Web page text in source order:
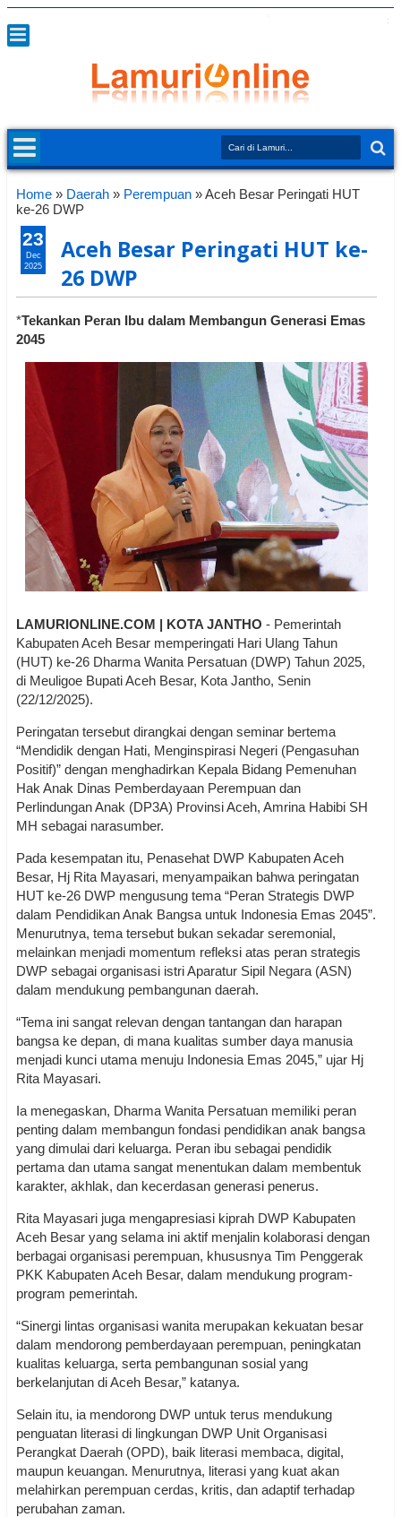
Home » Daerah » Perempuan »Aceh Besar Peringati HUT
ke-26 DWP
Aceh Besar Peringati HUT ke-
26 DWP
*Tekankan Peran Ibu dalam Membangun Generasi Emas
2045
LAMURIONLINE.COM | KOTA JANTHO - Pemerintah
Kabupaten Aceh Besar memperingati Hari Ulang Tahun
(HUT) ke-26 Dharma Wanita Persatuan (DWP) Tahun 2025,
di Meuligoe Bupati Aceh Besar, Kota Jantho, Senin
(22/12/2025).
Peringatan tersebut dirangkai dengan seminar bertema
“Mendidik dengan Hati, Menginspirasi Negeri (Pengasuhan
Positif)” dengan menghadirkan Kepala Bidang Pemenuhan
Hak Anak Dinas Pemberdayaan Perempuan dan
Perlindungan Anak (DP3A) Provinsi Aceh, Amrina Habibi SH
MH sebagai narasumber.
Pada kesempatan itu, Penasehat DWP Kabupaten Aceh
Besar, Hj Rita Mayasari, menyampaikan bahwa peringatan
HUT ke-26 DWP mengusung tema “Peran Strategis DWP
dalam Pendidikan Anak Bangsa untuk Indonesia Emas 2045”.
Menurutnya, tema tersebut bukan sekadar seremonial,
melainkan menjadi momentum refleksi atas peran strategis
DWP sebagai organisasi istri Aparatur Sipil Negara (ASN)
dalam mendukung pembangunan daerah.
“Tema ini sangat relevan dengan tantangan dan harapan
bangsa ke depan, di mana kualitas sumber daya manusia
menjadi kunci utama menuju Indonesia Emas 2045,” ujar Hj
Rita Mayasari.
Ia menegaskan, Dharma Wanita Persatuan memiliki peran
penting dalam membangun fondasi pendidikan anak bangsa
yang dimulai dari keluarga. Peran ibu sebagai pendidik
pertama dan utama sangat menentukan dalam membentuk
karakter, akhlak, dan kecerdasan generasi penerus.
Rita Mayasari juga mengapresiasi kiprah DWP Kabupaten
Aceh Besar yang selama ini aktif menjalin kolaborasi dengan
berbagai organisasi perempuan, khususnya Tim Penggerak
PKK Kabupaten Aceh Besar, dalam mendukung program-
program pemerintah.
“Sinergi lintas organisasi wanita merupakan kekuatan besar
dalam mendorong pemberdayaan perempuan, peningkatan
kualitas keluarga, serta pembangunan sosial yang
berkelanjutan di Aceh Besar,” katanya.
Selain itu, ia mendorong DWP untuk terus mendukung
penguatan literasi di lingkungan DWP Unit Organisasi
Perangkat Daerah (OPD), baik literasi membaca, digital,
maupun keuangan. Menurutnya, literasi yang kuat akan
melahirkan perempuan cerdas, kritis, dan adaptif terhadap
perubahan zaman.
23
Dec
2025